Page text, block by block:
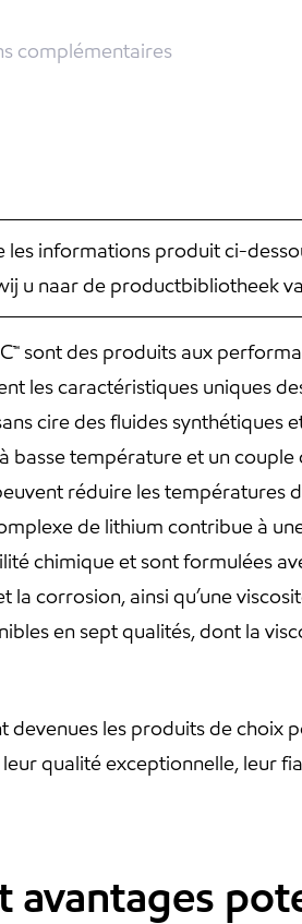
complémentaires
les informations produit ci-
u naar de productbibliotheek
sont des produits aux
les caractéristiques uniques
cire des fluides
basse température et un
réduire les
de lithium contribue à
chimique et sont formulées
la corrosion, ainsi qu’une
en sept qualités, dont la
devenues les produits de
qualité exceptionnelle, leur
avantages